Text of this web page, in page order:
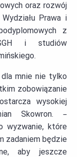
oraz rozwój
Prawa i
z
i studiów
mnie nie tylko
zobowiązanie
wysokiej
Skowron. –
wyzwanie, które
zadaniem będzie
aby jeszcze